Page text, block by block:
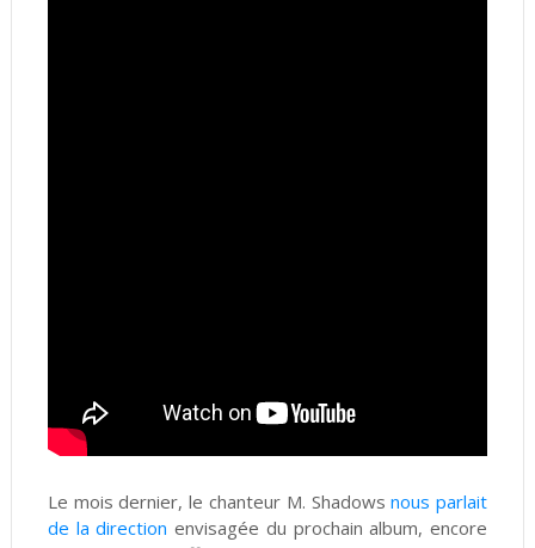
Le mois dernier, le chanteur M. Shadowsnous parlait
de la direction envisagée du prochain album, encore